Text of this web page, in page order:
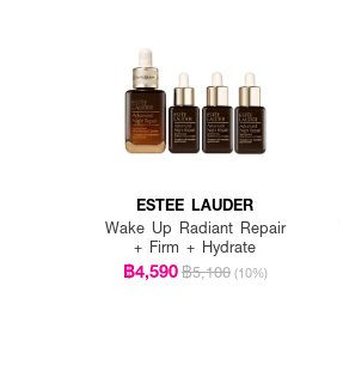
ESTEE LAUDER
Wake Up Radiant Repair
+ Firm + Hydrate
฿4,590฿5,100 (10%)